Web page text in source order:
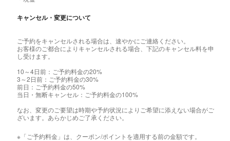
キャンセル・変更について
ご予約をキャンセルされる場合は、速やかにご連絡ください。
お客様のご都合によりキャンセルされる場合、下記のキャンセル料を申
し受けます。
10～4日前：ご予約料金の20%
3～2日前：ご予約料金の30%
前日：ご予約料金の50%
当日・無断キャンセル：ご予約料金の100%
なお、変更のご要望は時期や予約状況によりご希望に添えない場合がご
ざいます。あらかじめご了承ください。
※「ご予約料金」は、クーポン/ポイントを適用する前の金額です。